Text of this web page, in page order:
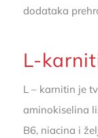
dodataka
L-
L – karnitin je
aminokiselina
B6, niacina i